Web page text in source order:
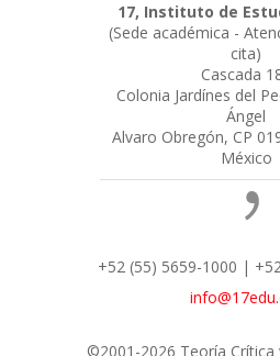
17, Instituto de
(Sede académica -
cita)
Cascada
Colonia Jardínes del
Ángel
Alvaro Obregón, CP
México
+52 (55) 5659-1000 |
©2001-2026 Teoría Crítica